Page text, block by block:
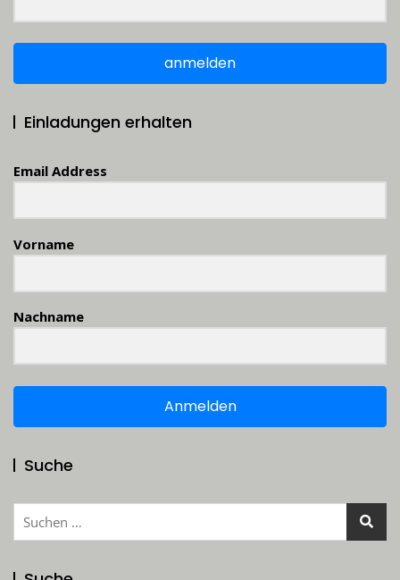
anmelden
Einladungen erhalten
Email Address
Vorname
Nachname
Anmelden
Suche
Suchen